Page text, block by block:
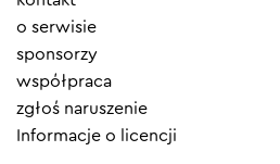
menu
o serwisie
sponsorzy
współpraca
zgłoś naruszenie
Informacje o licencji